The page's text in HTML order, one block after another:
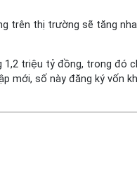
trên thị trường sẽ tăng
triệu tỷ đồng, trong đó
mới, số này đăng ký vốn